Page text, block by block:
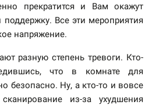
прекратится и Вам окажут
Все эти мероприятия
напряжение.
разную степень тревоги. Кто-
что в комнате для
безопасно. Ну, а кто-то и вовсе
из-за ухудшения